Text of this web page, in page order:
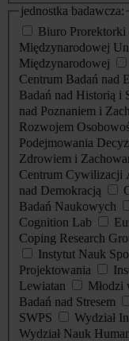
jednostka badawcza:
Biuro Prorektorki
Międzynarodowej
Międzynarodowej
Centrum Badań nad
Badań nad Historią i
nad Poznaniem i
Rozwojem
Podejmowania
Zdrowiem i
Centrum Cywilizacji
nad Demokracją
Badań Naukowych
Cognition Lab
Coping Research
Instytut Nauk
Projektowania
Lewiatan
Młodzi
Badań nad Stresem
SWPS
Wydział
Wydział Nauk